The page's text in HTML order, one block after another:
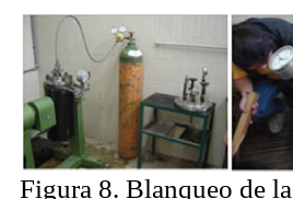
Figura 8. Blanqueo de